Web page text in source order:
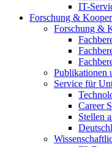
IT-
Forschung &
Forschung &
Publikationen
Service für
Career
Stellen